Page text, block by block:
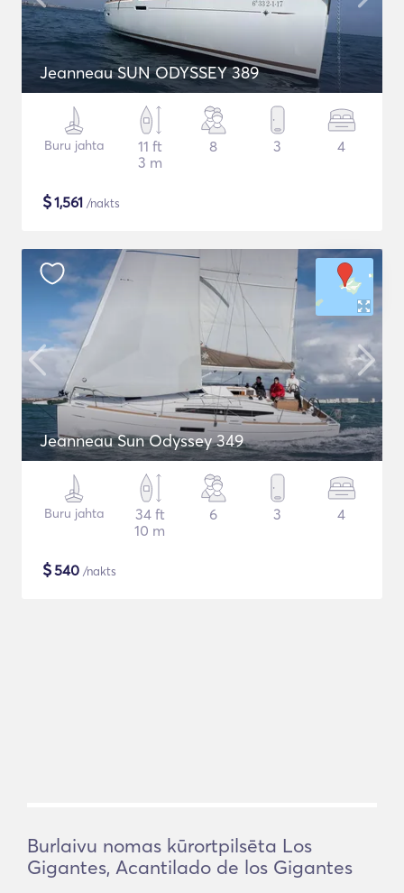
Jeanneau SUN ODYSSEY 389
Buru jahta
11 ft
3 m
8 3 4
$1,561 /nakts
Jeanneau Sun Odyssey 349
Buru jahta
34 ft
10 m
6 3 4
$540 /nakts
Burlaivu nomas kūrortpilsēta Los
Gigantes, Acantilado de los Gigantes